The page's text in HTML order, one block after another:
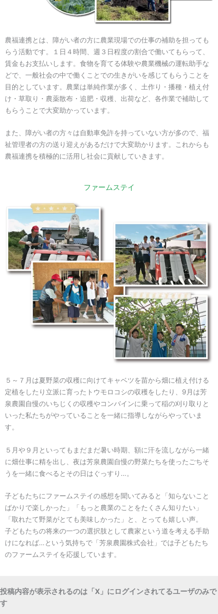
農福連携とは、障がい者の方に農業現場での仕事の補助を担っても
らう活動です。１日４時間、週３日程度の割合で働いてもらって、
賃金もお支払いします。食物を育てる体験や農業機械の運転助手な
どで、一般社会の中で働くことでの生きがいを感じてもらうことを
目的としています。農業は単純作業が多く、土作り・播種・植え付
け・草取り・農薬散布・追肥・収穫、出荷など、各作業で補助して
もらうことで大変助かっています。
また、障がい者の方々は自動車免許を持っていない方が多ので、福
祉管理者の方の送り迎えがあるだけで大変助かります。これからも
農福連携を積極的に活用し社会に貢献していきます。
ファームステイ
５～７月は夏野菜の収穫に向けてキャベツを苗から畑に植え付ける
定植をしたり立派に育ったトウモロコシの収穫をしたり、9月は芳
泉農園自慢のいちじくの収穫やコンバインに乗って稲の刈り取りと
いった私たちがやっていることを一緒に指導しながらやっていま
す。
５月や９月といってもまだまだ暑い時期、額に汗を流しながら一緒
に畑仕事に精を出し、夜は芳泉農園自慢の野菜たちを使ったごちそ
うを一緒に食べるとその日はぐっすり…。
子どもたちにファームステイの感想を聞いてみると「知らないこと
ばかりで楽しかった」「もっと農業のことをたくさん知りたい」
「取れたて野菜がとても美味しかった」と、とっても嬉しい声。
子どもたちの将来の一つの選択肢として農家という道を考える手助
けになれば…という気持ちで「芳泉農園株式会社」では子どもたち
のファームステイを応援しています。
投稿内容が表示されるのは「X」にログインされてるユーザのみで
す